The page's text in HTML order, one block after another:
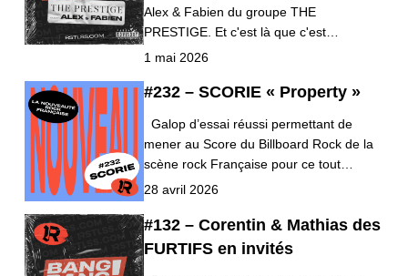
Alex & Fabien du groupe THE
PRESTIGE. Et c'est là que c'est…
1 mai 2026
#232 – SCORIE « Property »
Galop d’essai réussi permettant de
mener au Score du Billboard Rock de la
scène rock Française pour ce tout…
28 avril 2026
#132 – Corentin & Mathias des
FURTIFS en invités